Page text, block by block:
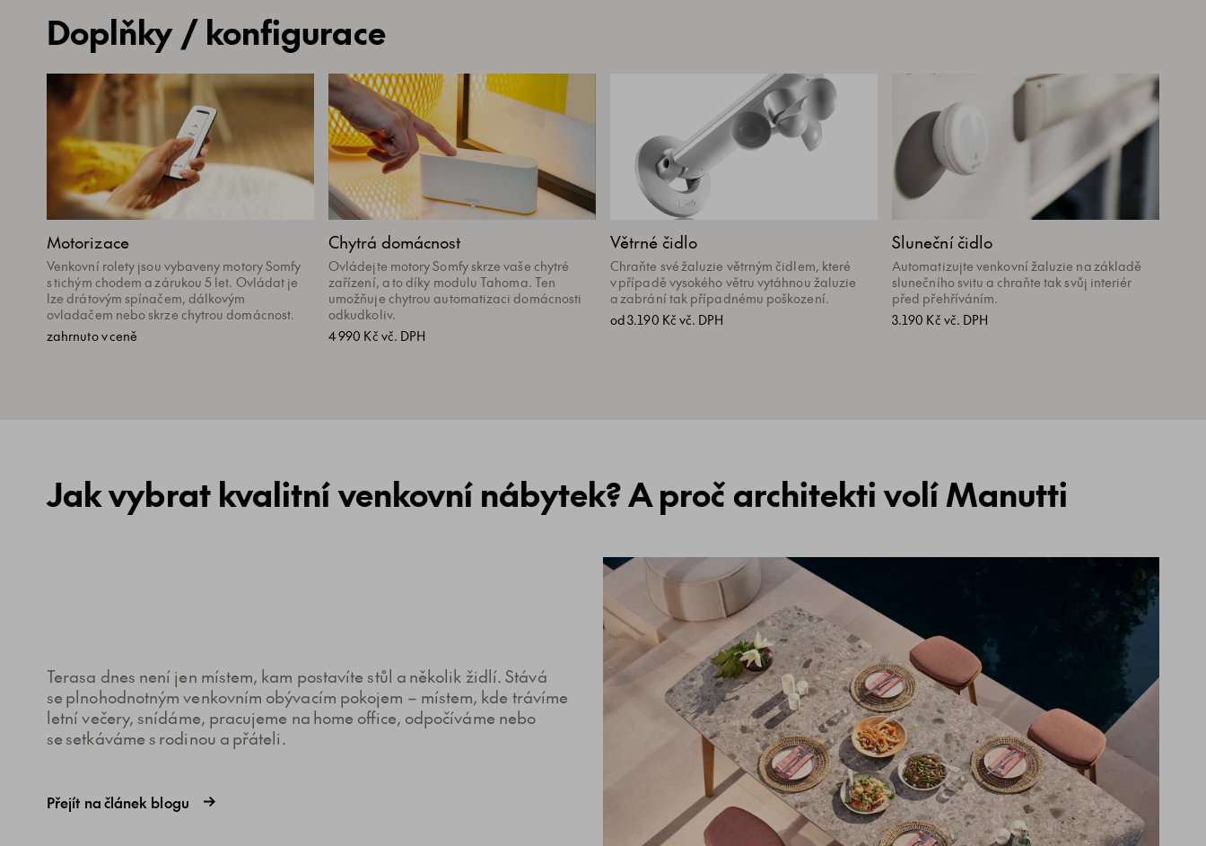
Doplňky / konfigurace
Motorizace
Venkovní rolety jsou vybaveny motory Somfy
s tichým chodem a zárukou 5 let. Ovládat je
lze drátovým spínačem, dálkovým
ovladačem nebo skrze chytrou domácnost.
zahrnuto v ceně
Chytrá domácnost
Ovládejte motory Somfy skrze vaše chytré
zařízení, a to díky modulu Tahoma. Ten
umožňuje chytrou automatizaci domácnosti
odkudkoliv.
4 990 Kč vč. DPH
Větrné čidlo
Chraňte své žaluzie větrným čidlem, které
v případě vysokého větru vytáhnou žaluzie
a zabrání tak případnému poškození.
od 3.190 Kč vč. DPH
Sluneční čidlo
Automatizujte venkovní žaluzie na základě
slunečního svitu a chraňte tak svůj interiér
před přehříváním.
3.190 Kč vč. DPH
Jak vybrat kvalitní venkovní nábytek? A proč architekti volí Manutti
Terasa dnes není jen místem, kam postavíte stůl a několik židlí. Stává
se plnohodnotným venkovním obývacím pokojem – místem, kde trávíme
letní večery, snídáme, pracujeme na home office, odpočíváme nebo
se setkáváme s rodinou a přáteli.
Přejít na článek blogu